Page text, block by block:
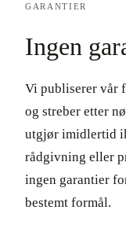
GARANTIER
Ingen
Vi publiserer vår
og streber etter
utgjør imidlertid
rådgivning eller
ingen garantier
bestemt formål.